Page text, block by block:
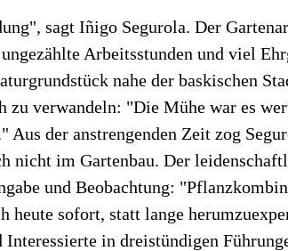
sagt Iñigo Segurola. Der
Arbeitsstunden und viel
nahe der baskischen
zu verwandeln: "Die Mühe war es
Aus der anstrengenden Zeit zog
nicht im Gartenbau. Der
und Beobachtung:
heute sofort, statt lange
in dreistündigen